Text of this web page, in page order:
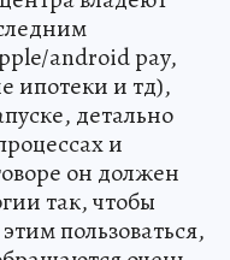
android pay,
ипотеки и тд),
детально
и
он должен
так, чтобы
пользоваться,